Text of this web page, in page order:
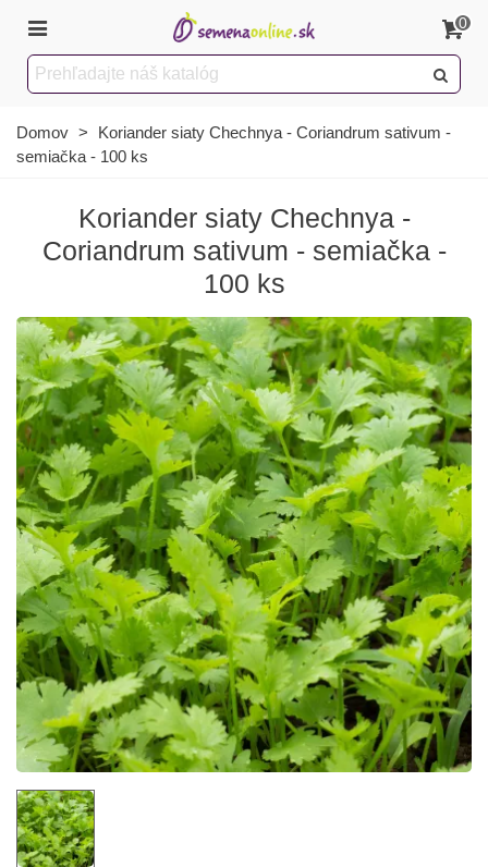
0
Domov >
Koriander siaty Chechnya - Coriandrum sativum -
semiačka - 100 ks
Koriander siaty Chechnya -
Coriandrum sativum - semiačka -
100 ks